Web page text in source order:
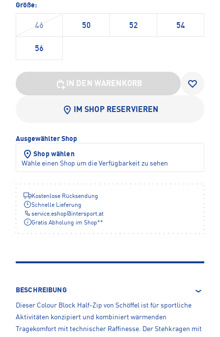
Größe:
46 50 52 54
56
IN DEN WARENKORB
IM SHOP RESERVIEREN
Ausgewählter Shop
Shop wählen
Wähle einen Shop um die Verfügbarkeit zu sehen
Kostenlose Rücksendung
Schnelle Lieferung
service.eshop@ intersport.at
Gratis Abholung im Shop**
BESCHREIBUNG
Dieser Colour Block Half-Zip von Schöffel ist für sportliche
Aktivitäten konzipiert und kombiniert wärmenden
Tragekomfort mit technischer Raffinesse. Der Stehkragen mit